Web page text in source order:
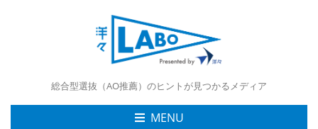
総合型選抜（AO推薦）のヒントが見つかるメディア
MENU